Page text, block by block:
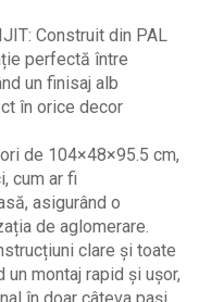
Construit din PAL
perfectă între
un finisaj alb
în orice decor
de 104×48×95.5 cm,
cum ar fi
asigurând o
de aglomerare.
clare și toate
montaj rapid și ușor,